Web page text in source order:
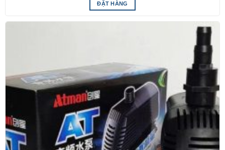
ĐẶT HÀNG